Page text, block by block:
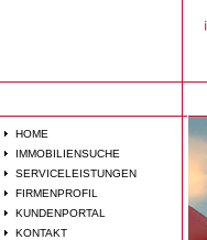
HOME
IMMOBILIENSUCHE
SERVICELEISTUNGEN
FIRMENPROFIL
KUNDENPORTAL
KONTAKT